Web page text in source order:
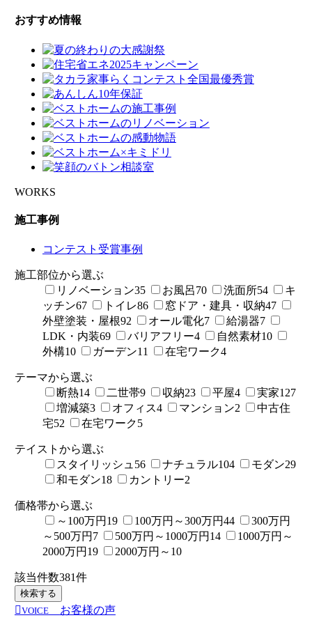
おすすめ情報
WORKS
施工事例
コンテスト受賞事例
施工部位から選ぶ
リノベーション35 お風呂70 洗面所54
キ
ッチン67 トイレ86 窓ドア・建具・収納47
外壁塗装・屋根92 オール電化7 給湯器7
LDK・内装69 バリアフリー4 自然素材10
外構10 ガーデン11 在宅ワーク4
テーマから選ぶ
断熱14 二世帯9 収納23 平屋4 実家127
増減築3 オフィス4 マンション2
中古住
宅52 在宅ワーク5
テイストから選ぶ
スタイリッシュ 56 ナチュラル104 モダン29
和モダン18 カントリー2
価格帯から選ぶ
～100万円 19 100万円～300万円44
300万円
～500万円 7 500万円～1000万円 14
1000万円～
2000万円 19 2000万円～ 10
該当件数381件
検索する
VOICE
お客様の声